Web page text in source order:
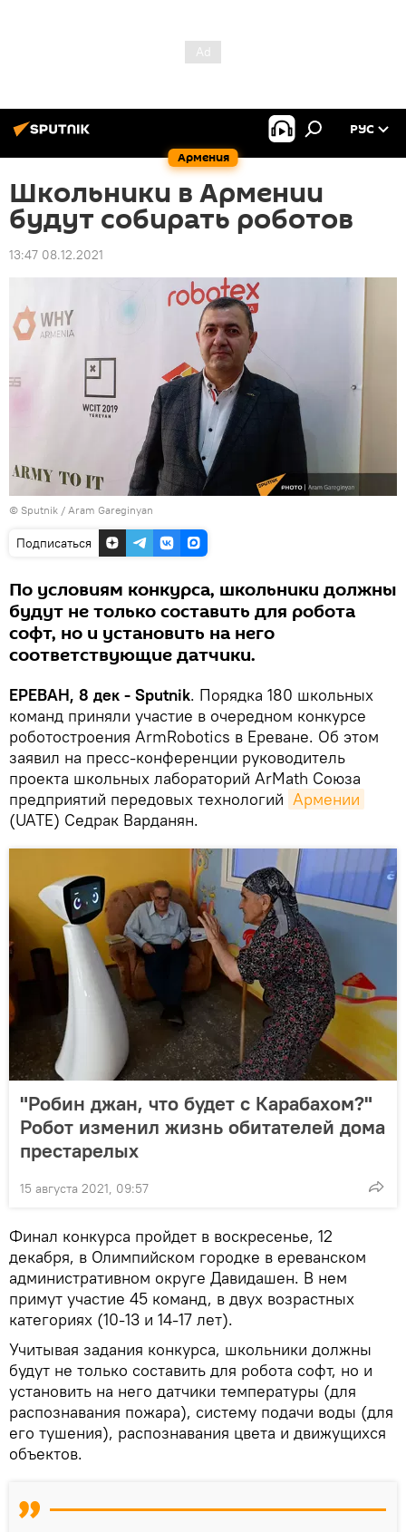
Армения
РУС
Школьники в Армении
будут собирать роботов
13:47 08.12.2021
© Sputnik / Aram Gareginyan
Подписаться
По условиям конкурса, школьники должны
будут не только составить для робота
софт, но и установить на него
соответствующие датчики.
ЕРЕВАН, 8 дек - Sputnik. Порядка 180 школьных
команд приняли участие в очередном конкурсе
роботостроения ArmRobotics в Ереване. Об этом
заявил на пресс-конференции руководитель
проекта школьных лабораторий ArMath Союза
предприятий передовых технологий Армении
(UATE) Седрак Варданян.
"Робин джан, что будет с Карабахом?"
Робот изменил жизнь обитателей дома
престарелых
15 августа 2021, 09:57
Финал конкурса пройдет в воскресенье, 12
декабря, в Олимпийском городке в ереванском
административном округе Давидашен. В нем
примут участие 45 команд, в двух возрастных
категориях (10-13 и 14-17 лет).
Учитывая задания конкурса, школьники должны
будут не только составить для робота софт, но и
установить на него датчики температуры (для
распознавания пожара), систему подачи воды (для
его тушения), распознавания цвета и движущихся
объектов.